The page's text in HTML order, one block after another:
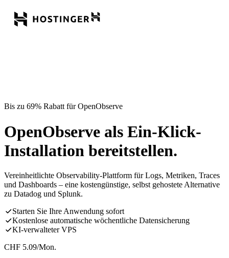
Bis zu 69% Rabatt für OpenObserve
OpenObserve als Ein-Klick-
Installation bereitstellen.
Vereinheitlichte Observability-Plattform für Logs, Metriken, Traces
und Dashboards – eine kostengünstige, selbst gehostete Alternative
zu Datadog und Splunk.
Starten Sie Ihre Anwendung sofort
Kostenlose automatische wöchentliche Datensicherung
KI-verwalteter VPS
CHF 5.09/Mon.